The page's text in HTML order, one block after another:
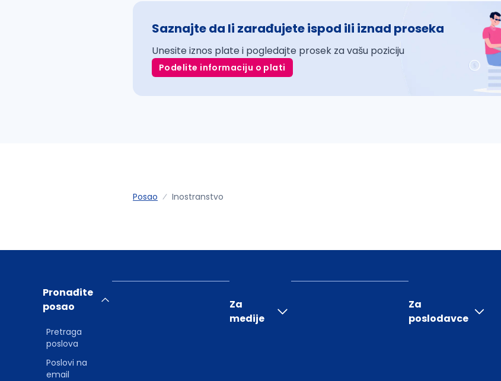
Saznajte da li zarađujete ispod ili iznad proseka
Unesite iznos plate i pogledajte prosek za vašu poziciju
Podelite informaciju o plati
Posao Inostranstvo
Pronađite
posao
Pretraga
poslova
Poslovi na
email
Za
medije
Za
poslodavce